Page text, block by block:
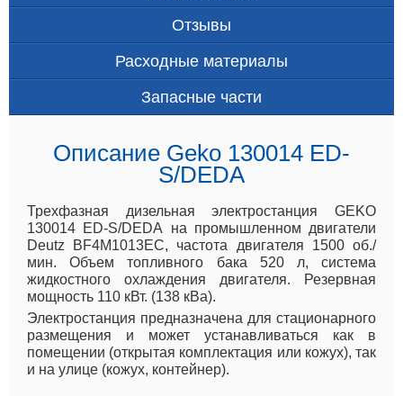
Отзывы
Расходные материалы
Запасные части
Описание Geko 130014 ED-
S/DEDA
Трехфазная дизельная электростанция GEKO
130014 ED-S/DEDA на промышленном двигатели
Deutz BF4M1013EC, частота двигателя 1500 об./
мин. Объем топливного бака 520 л, система
жидкостного охлаждения двигателя. Резервная
мощность 110 кВт. (138 кВа).
Электростанция предназначена для стационарного
размещения и может устанавливаться как в
помещении (открытая комплектация или кожух), так
и на улице (кожух, контейнер).